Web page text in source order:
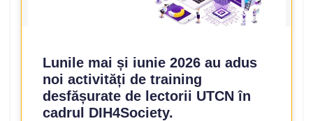
Lunile mai și iunie 2026 au adus
noi activități de training
desfășurate de lectorii UTCN în
cadrul DIH4Society.